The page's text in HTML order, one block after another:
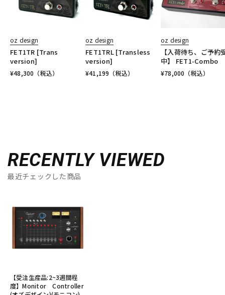
oz design
FET1TR [Trans
version]
¥48,300 （税込）
oz design
FET1TRL [Transless
version]
¥41,199 （税込）
oz design
【入荷待ち、ご予約
中】 FET1-Combo
¥78,000 （税込）
RECENTLY VIEWED
最近チェックした商品
【受注生産品:2~3週間程
度】Monitor Controller